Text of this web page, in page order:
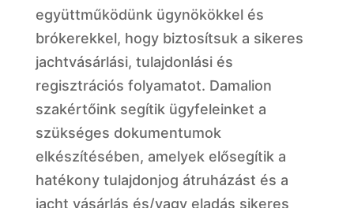
együttműködünk ügynökökkel és
brókerekkel, hogy biztosítsuk a sikeres
jachtvásárlási, tulajdonlási és
regisztrációs folyamatot. Damalion
szakértőink segítik ügyfeleinket a
szükséges dokumentumok
elkészítésében, amelyek elősegítik a
hatékony tulajdonjog átruházást és a
jacht vásárlás és/vagy eladás sikeres